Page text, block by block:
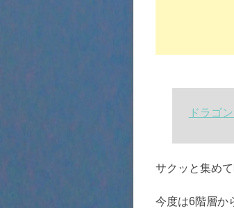
ドラゴ
サクッと集めて
今度は6階層か